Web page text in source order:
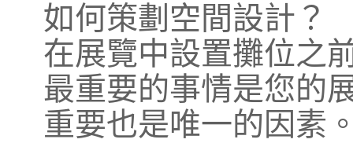
如何策劃空間設計？
在展覽中設置攤位之
最重要的事情是您的
重要也是唯一的因素